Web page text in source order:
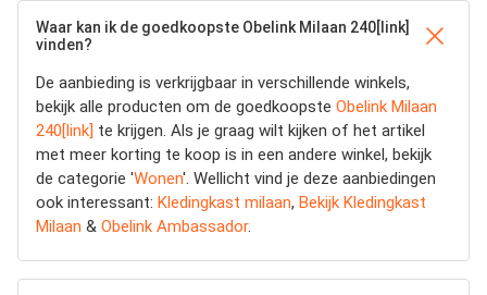
Waar kan ik de goedkoopste Obelink Milaan 240[link]
vinden?
De aanbieding is verkrijgbaar in verschillende winkels,
bekijk alle producten om de goedkoopste Obelink Milaan
240[link] te krijgen. Als je graag wilt kijken of het artikel
met meer korting te koop is in een andere winkel, bekijk
de categorie 'Wonen'. Wellicht vind je deze aanbiedingen
ook interessant: Kledingkast milaan, Bekijk Kledingkast
Milaan & Obelink Ambassador.